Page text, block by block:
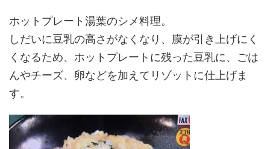
ホットプレート湯葉のシメ料理。
しだいに豆乳の高さがなくなり、膜が引き上げにく
くなるため、ホットプレートに残った豆乳に、ごは
んやチーズ、卵などを加えてリゾットに仕上げま
す。